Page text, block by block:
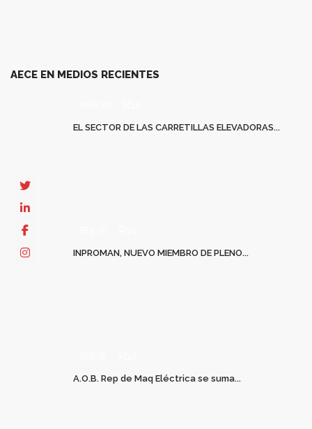
AECE EN MEDIOS RECIENTES
EL SECTOR DE LAS CARRETILLAS ELEVADORAS...
INPROMAN, NUEVO MIEMBRO DE PLENO...
A.O.B. Rep de Maq Eléctrica se suma...